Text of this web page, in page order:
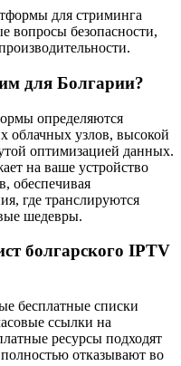
для стриминга
вопросы безопасности,
для Болгарии?
определяются
облачных узлов, высокой
оптимизацией данных.
на ваше устройство
обеспечивая
где транслируются
шедевры.
болгарского IPTV
бесплатные списки
ссылки на
ресурсы подходят
отказывают во